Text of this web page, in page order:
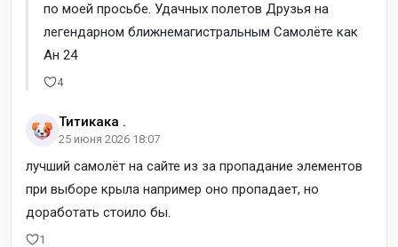
по моей просьбе. Удачных полетов Друзья на
легендарном ближнемагистральным Самолёте как
Ан 24
4
Титикака .
25 июня 2026 18:07
лучший самолёт на сайте из за пропадание элементов
при выборе крыла например оно пропадает, но
доработать стоило бы.
1